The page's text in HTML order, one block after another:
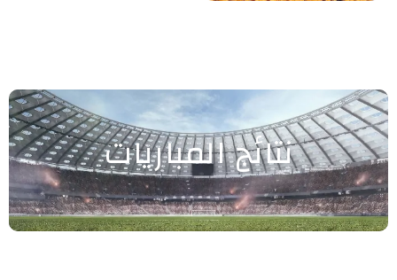
نتائج المباريات